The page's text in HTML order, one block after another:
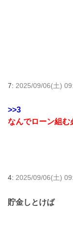
7: 2025/09/06(土)
>>3
なんでローン組む
4: 2025/09/06(土)
貯金しとけば